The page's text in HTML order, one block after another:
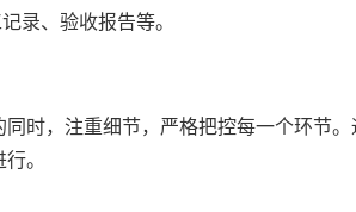
录、验收报告等。
时，注重细节，严格把控每一个环节
。